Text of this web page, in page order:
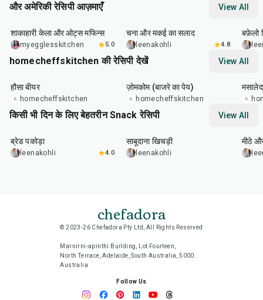
और अमेरिकी रेसिपी आज़माएँ View All
40
शाकाहारी केला और ओट्स मफिन्स
myegglesskitchen 5.0
चना और मकई का सलाद
leenakohli 4.8
बफ़ेलो
homecheffskitchen की रेसिपी देखें View All
हौसा बीयर
homecheffskitchen
30
ज़ोमकोम (बाजरे का पेय)
homecheffskitchen
किसी भी दिन के लिए बेहतरीन Snack रेसिपी View All
15
ब्रेड पकोड़ा
leenakohli 4.0
hr 20
साबूदाना खिचड़ी
leenakohli
मीठे
chefadora
© 2023-26 Chefadora Pty Ltd, All Rights Reserved
Marnirni-apinthi Building, Lot Fourteen,
North Terrace, Adelaide, South Australia, 5000
Australia
Follow Us